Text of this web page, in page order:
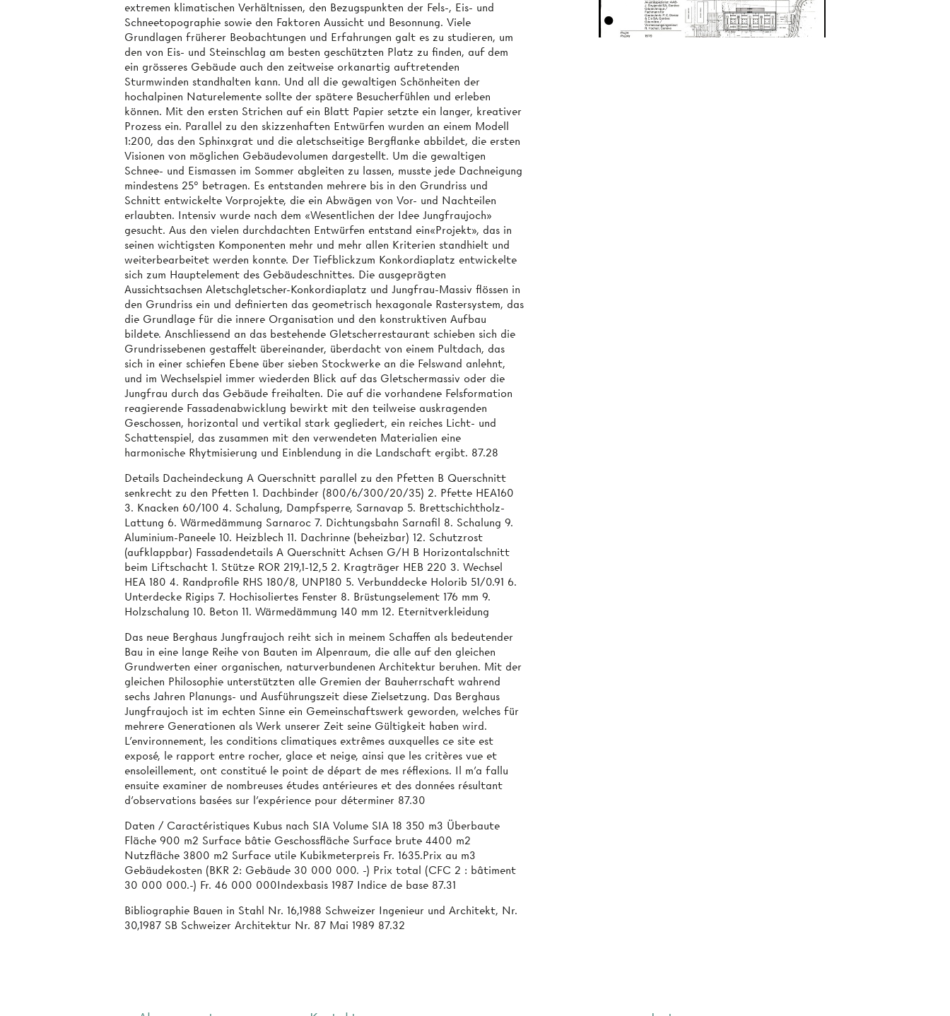
extremen klimatischen Verhältnissen, den Bezugspunkten der Fels-, Eis- und
Schneetopographie sowie den Faktoren Aussicht und Besonnung. Viele
Grundlagen früherer Beobachtungen und Erfahrungen galt es zu studieren, um
den von Eis- und Steinschlag am besten geschützten Platz zu finden, auf dem
ein grösseres Gebäude auch den zeitweise orkanartig auftretenden
Sturmwinden standhalten kann. Und all die gewaltigen Schönheiten der
hochalpinen Naturelemente sollte der spätere Besucherfühlen und erleben
können. Mit den ersten Strichen auf ein Blatt Papier setzte ein langer, kreativer
Prozess ein. Parallel zu den skizzenhaften Entwürfen wurden an einem Modell
1:200, das den Sphinxgrat und die aletschseitige Bergflanke abbildet, die ersten
Visionen von möglichen Gebäudevolumen dargestellt. Um die gewaltigen
Schnee- und Eismassen im Sommer abgleiten zu lassen, musste jede Dachneigung
mindestens 25° betragen. Es entstanden mehrere bis in den Grundriss und
Schnitt entwickelte Vorprojekte, die ein Abwägen von Vor- und Nachteilen
erlaubten. Intensiv wurde nach dem «Wesentlichen der Idee Jungfraujoch»
gesucht. Aus den vielen durchdachten Entwürfen entstand ein«Projekt», das in
seinen wichtigsten Komponenten mehr und mehr allen Kriterien standhielt und
weiterbearbeitet werden konnte. Der Tiefblickzum Konkordiaplatz entwickelte
sich zum Hauptelement des Gebäudeschnittes. Die ausgeprägten
Aussichtsachsen Aletschgletscher-Konkordiaplatz und Jungfrau-Massiv flössen in
den Grundriss ein und definierten das geometrisch hexagonale Rastersystem, das
die Grundlage für die innere Organisation und den konstruktiven Aufbau
bildete. Anschliessend an das bestehende Gletscherrestaurant schieben sich die
Grundrissebenen gestaffelt übereinander, überdacht von einem Pultdach, das
sich in einer schiefen Ebene über sieben Stockwerke an die Felswand anlehnt,
und im Wechselspiel immer wiederden Blick auf das Gletschermassiv oder die
Jungfrau durch das Gebäude freihalten. Die auf die vorhandene Felsformation
reagierende Fassadenabwicklung bewirkt mit den teilweise auskragenden
Geschossen, horizontal und vertikal stark gegliedert, ein reiches Licht- und
Schattenspiel, das zusammen mit den verwendeten Materialien eine
harmonische Rhytmisierung und Einblendung in die Landschaft ergibt. 87.28
Details Dacheindeckung A Querschnitt parallel zu den Pfetten B Querschnitt
senkrecht zu den Pfetten 1. Dachbinder (800/6/300/20/35) 2. Pfette HEA160
3. Knacken 60/100 4. Schalung, Dampfsperre, Sarnavap 5. Brettschichtholz-
Lattung 6. Wärmedämmung Sarnaroc 7. Dichtungsbahn Sarnafil 8. Schalung 9.
Aluminium-Paneele 10. Heizblech 11. Dachrinne (beheizbar) 12. Schutzrost
(aufklappbar) Fassadendetails A Querschnitt Achsen G/H B Horizontalschnitt
beim Liftschacht 1. Stütze ROR 219,1-12,5 2. Kragträger HEB 220 3. Wechsel
HEA 180 4. Randprofile RHS 180/8, UNP180 5. Verbunddecke Holorib 51/0.91 6.
Unterdecke Rigips 7. Hochisoliertes Fenster 8. Brüstungselement 176 mm 9.
Holzschalung 10. Beton 11. Wärmedämmung 140 mm 12. Eternitverkleidung
Das neue Berghaus Jungfraujoch reiht sich in meinem Schaffen als bedeutender
Bau in eine lange Reihe von Bauten im Alpenraum, die alle auf den gleichen
Grundwerten einer organischen, naturverbundenen Architektur beruhen. Mit der
gleichen Philosophie unterstützten alle Gremien der Bauherrschaft wahrend
sechs Jahren Planungs- und Ausführungszeit diese Zielsetzung. Das Berghaus
Jungfraujoch ist im echten Sinne ein Gemeinschaftswerk geworden, welches für
mehrere Generationen als Werk unserer Zeit seine Gültigkeit haben wird.
L'environnement, les conditions climatiques extrêmes auxquelles ce site est
exposé, le rapport entre rocher, glace et neige, ainsi que les critères vue et
ensoleillement, ont constitué le point de départ de mes réflexions. Il m'a fallu
ensuite examiner de nombreuses études antérieures et des données résultant
d'observations basées sur l'expérience pour déterminer 87.30
Daten / Caractéristiques Kubus nach SIA Volume SIA 18 350 m3 Überbaute
Fläche 900 m2 Surface bâtie Geschossfläche Surface brute 4400 m2
Nutzfläche 3800 m2 Surface utile Kubikmeterpreis Fr. 1635.Prix au m3
Gebäudekosten (BKR 2: Gebäude 30 000 000. -) Prix total (CFC 2 : bâtiment
30 000 000.-) Fr. 46 000 000Indexbasis 1987 Indice de base 87.31
Bibliographie Bauen in Stahl Nr. 16,1988 Schweizer Ingenieur und Architekt, Nr.
30,1987 SB Schweizer Architektur Nr. 87 Mai 1989 87.32